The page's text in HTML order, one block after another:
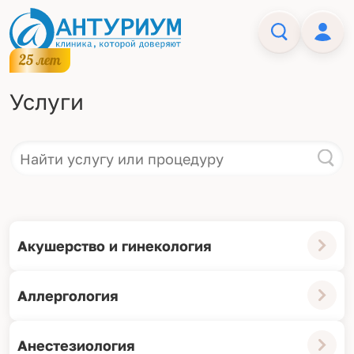
Услуги
Акушерство и гинекология
Аллергология
Анестезиология